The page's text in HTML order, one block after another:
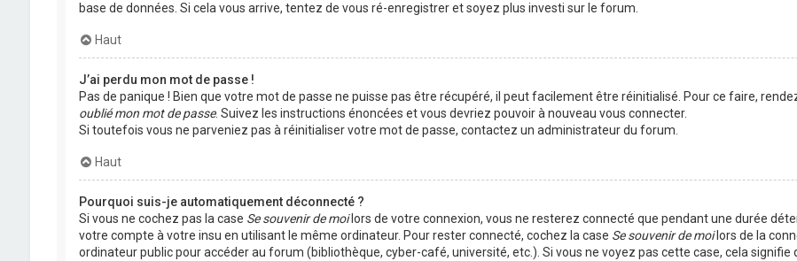
base de données. Si cela vous arrive, tentez de vous ré-enregistrer et soyez plus investi sur le forum.
Haut
J’ai perdu mon mot de passe !
Pas de panique ! Bien que votre mot de passe ne puisse pas être récupéré, il peut facilement être réinitialisé. Pour ce faire,
oublié mon mot de passe. Suivez les instructions énoncées et vous devriez pouvoir à nouveau vous connecter.
Si toutefois vous ne parveniez pas à réinitialiser votre mot de passe, contactez un administrateur du forum.
Haut
Pourquoi suis-je automatiquement déconnecté ?
Si vous ne cochez pas la case Se souvenir de moilors de votre connexion, vous ne resterez connecté que pendant une durée
votre compte à votre insu en utilisant le même ordinateur. Pour rester connecté, cochez la case Se souvenir de moilors de la
ordinateur public pour accéder au forum (bibliothèque, cyber-café, université, etc.). Si vous ne voyez pas cette case, cela